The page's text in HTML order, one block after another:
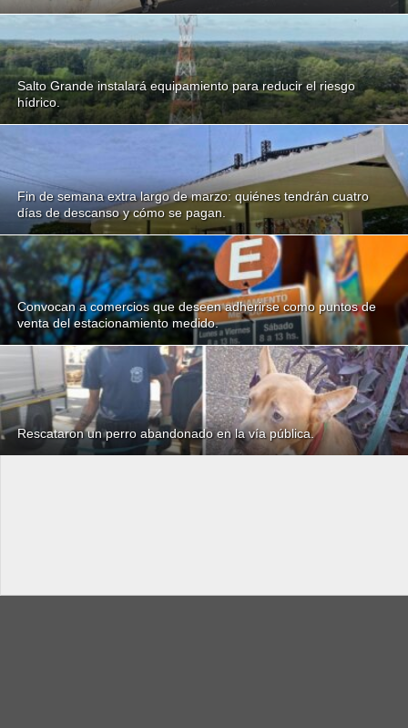
Salto Grande instalará equipamiento para reducir el riesgo
hídrico.
Fin de semana extra largo de marzo: quiénes tendrán cuatro
días de descanso y cómo se pagan.
Convocan a comercios que deseen adherirse como puntos de
venta del estacionamiento medido.
Rescataron un perro abandonado en la vía pública.